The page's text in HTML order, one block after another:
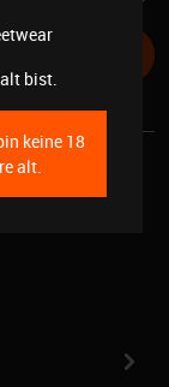
bist.
keine 18
alt.